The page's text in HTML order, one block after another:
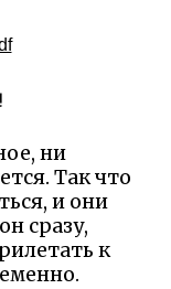
ни
Так что
и они
сразу,
к